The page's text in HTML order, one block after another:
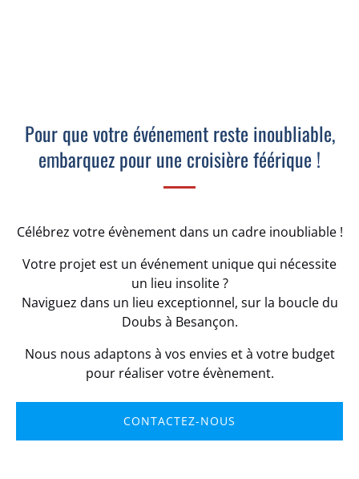
Pour que votre événement reste inoubliable,
embarquez pour une croisière féérique !
Célébrez votre évènement dans un cadre inoubliable !
Votre projet est un événement unique qui nécessite
un lieu insolite ?
Naviguez dans un lieu exceptionnel, sur la boucle du
Doubs à Besançon.
Nous nous adaptons à vos envies et à votre budget
pour réaliser votre évènement.
CONTACTEZ-NOUS